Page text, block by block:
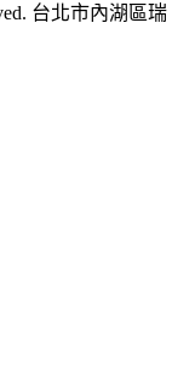
台北市內湖區瑞